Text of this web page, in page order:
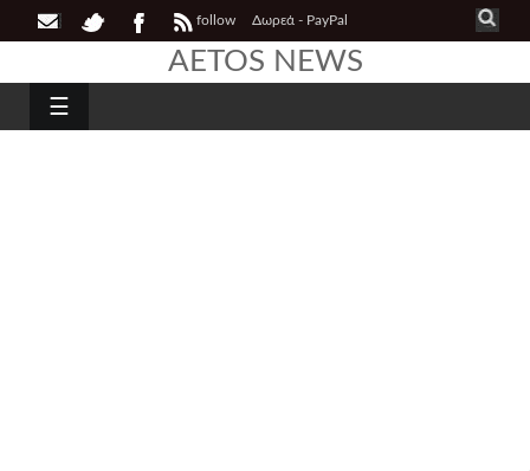
follow Δωρεά - PayPal
AETOS NEWS
☰